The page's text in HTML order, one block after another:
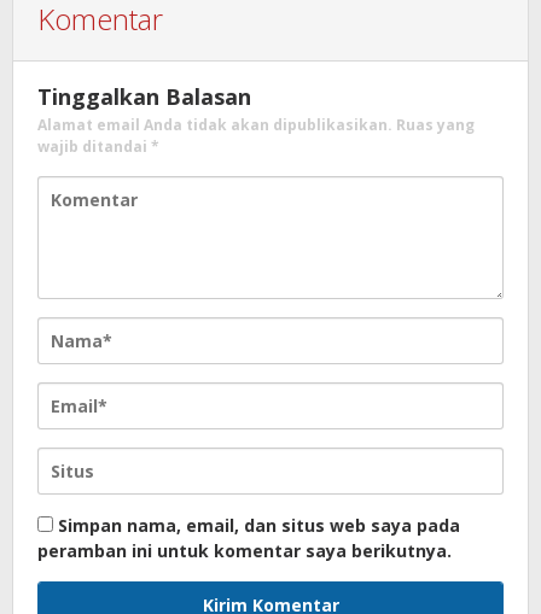
Komentar
Tinggalkan Balasan
Alamat email Anda tidak akan dipublikasikan. Ruas yang
wajib ditandai *
Simpan nama, email, dan situs web saya pada
peramban ini untuk komentar saya berikutnya.